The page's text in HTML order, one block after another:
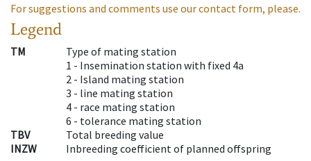
For suggestions and comments use our contact form, please.
Legend
TM
Type of mating station
1 - Insemination station with fixed 4a
2 - Island mating station
3 - line mating station
4 - race mating station
6 - tolerance mating station
TBV
Total breeding value
INZW
Inbreeding coefficient of planned offspring